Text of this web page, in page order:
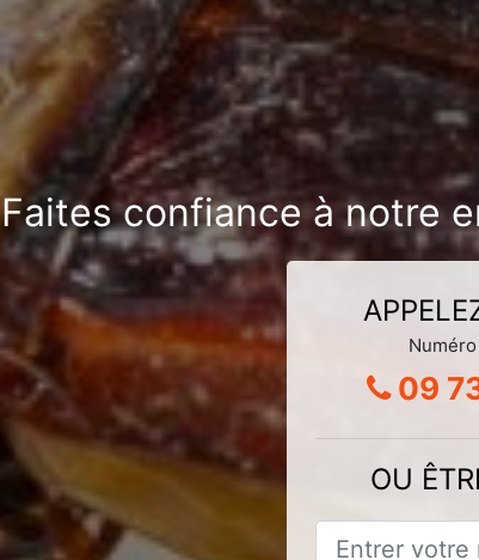
Faites confiance à notre
09
OU